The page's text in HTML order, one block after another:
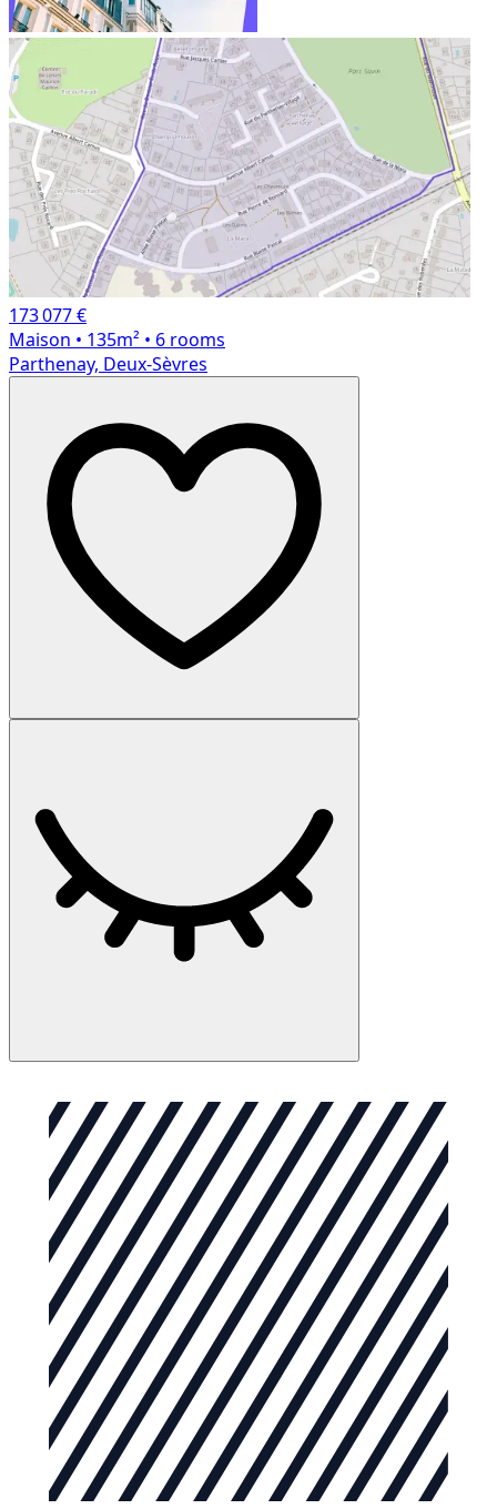
173 077 €
Maison • 135m² • 6 rooms
Parthenay, Deux-Sèvres